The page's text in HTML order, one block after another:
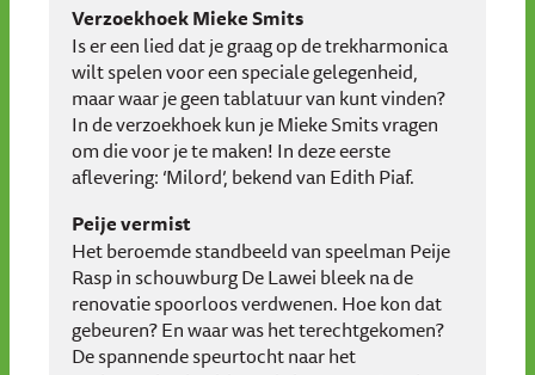
Verzoekhoek Mieke Smits
Is er een lied dat je graag op de trekharmonica
wilt spelen voor een speciale gelegenheid,
maar waar je geen tablatuur van kunt vinden?
In de verzoekhoek kun je Mieke Smits vragen
om die voor je te maken! In deze eerste
aflevering: ‘Milord’, bekend van Edith Piaf.
Peije vermist
Het beroemde standbeeld van speelman Peije
Rasp in schouwburg De Lawei bleek na de
renovatie spoorloos verdwenen. Hoe kon dat
gebeuren? En waar was het terechtgekomen?
De spannende speurtocht naar het